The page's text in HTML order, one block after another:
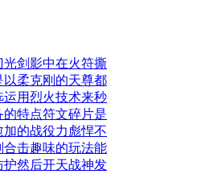
剑影中在火符撕
柔克刚的天尊都
用烈火技术来秒
特点符文碎片是
的战役力彪悍不
击趣味的玩法能
然后开天战神发